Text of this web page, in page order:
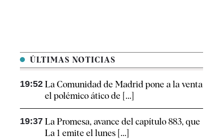
ÚLTIMAS NOTICIAS
19:52 La Comunidad de Madrid pone a la venta
el polémico ático de [...]
19:37 La Promesa, avance del capítulo 883, que
La 1 emite el lunes [...]